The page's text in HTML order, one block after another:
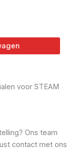
voor STEAM
Ons team
contact met ons